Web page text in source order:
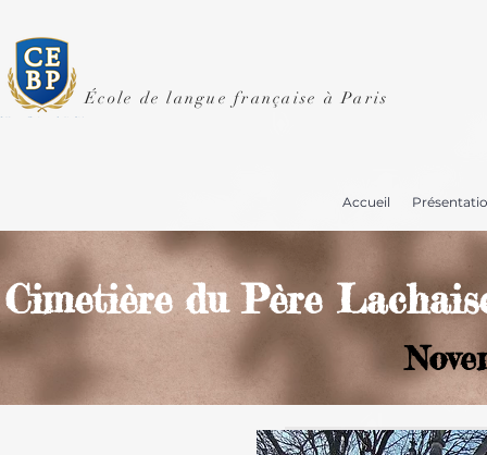
École de langue française à Paris
Accueil
Cimetière du Père